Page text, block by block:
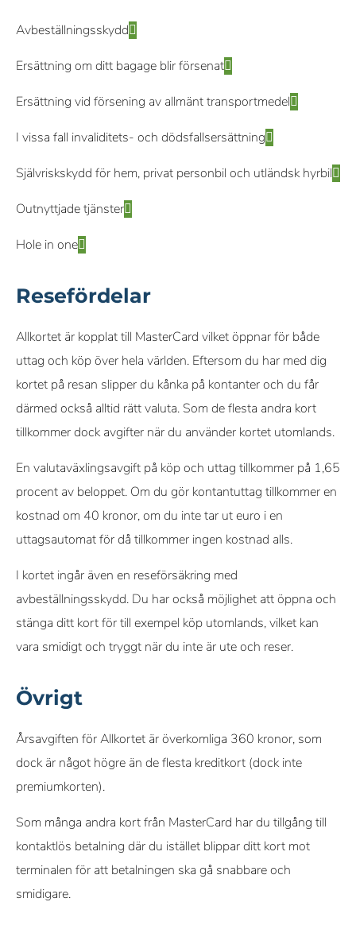
Avbeställningsskydd
Ersättning om ditt bagage blir försenat
Ersättning vid försening av allmänt transportmedel
I vissa fall invaliditets- och dödsfallsersättning
Självriskskydd för hem, privat personbil och utländsk hyrbil
Outnyttjade tjänster
Hole in one
Resefördelar
Allkortet är kopplat till MasterCard vilket öppnar för både
uttag och köp över hela världen. Eftersom du har med dig
kortet på resan slipper du kånka på kontanter och du får
därmed också alltid rätt valuta. Som de flesta andra kort
tillkommer dock avgifter när du använder kortet utomlands.
En valutaväxlingsavgift på köp och uttag tillkommer på 1,65
procent av beloppet. Om du gör kontantuttag tillkommer en
kostnad om 40 kronor, om du inte tar ut euro i en
uttagsautomat för då tillkommer ingen kostnad alls.
I kortet ingår även en reseförsäkring med
avbeställningsskydd. Du har också möjlighet att öppna och
stänga ditt kort för till exempel köp utomlands, vilket kan
vara smidigt och tryggt när du inte är ute och reser.
Övrigt
Årsavgiften för Allkortet är överkomliga 360 kronor, som
dock är något högre än de flesta kreditkort (dock inte
premiumkorten).
Som många andra kort från MasterCard har du tillgång till
kontaktlös betalning där du istället blippar ditt kort mot
terminalen för att betalningen ska gå snabbare och
smidigare.